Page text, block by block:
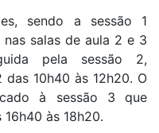
sendo a sessão 1
salas de aula 2 e 3
pela sessão 2,
10h40 às 12h20. O
à sessão 3 que
às 18h20.